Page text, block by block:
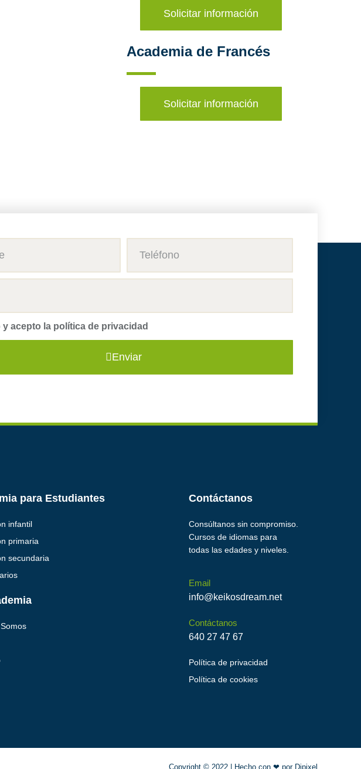
Solicitar información
Academia de Francés
Solicitar información
y acepto la política de privacidad
Enviar
para Estudiantes
infantil
primaria
secundaria
Contáctanos
Consúltanos sin compromiso.
Cursos de idiomas para
todas las edades y niveles.
Email
info@keikosdream.net
Contáctanos
640 27 47 67
Política de privacidad
Política de cookies
Copyright © 2022 | Hecho con ❤ por Dipixel